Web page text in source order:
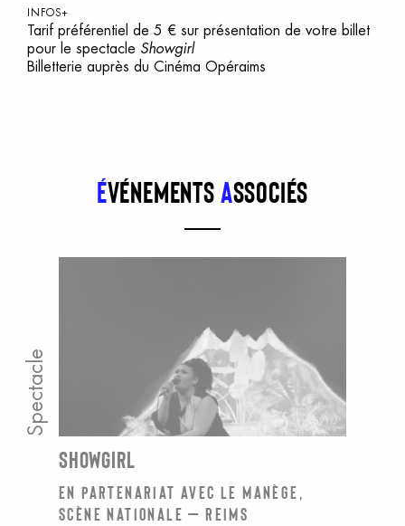
INFOS+
Tarif préférentiel de 5 € sur présentation de votre billet
pour le spectacle Showgirl
Billetterie auprès du Cinéma Opéraims
Événementsassociés
Spectacle
SHOWGIRL
En partenariat avec le Manège,
scène nationale – Reims